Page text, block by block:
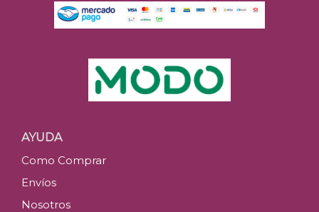
AYUDA
Como Comprar
Envíos
Nosotros